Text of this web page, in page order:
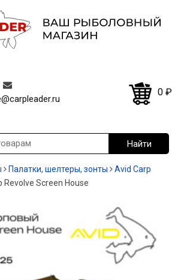
0 ₽
Палатки, шелтеры, зонты
Avid Carp
Revolve Screen House